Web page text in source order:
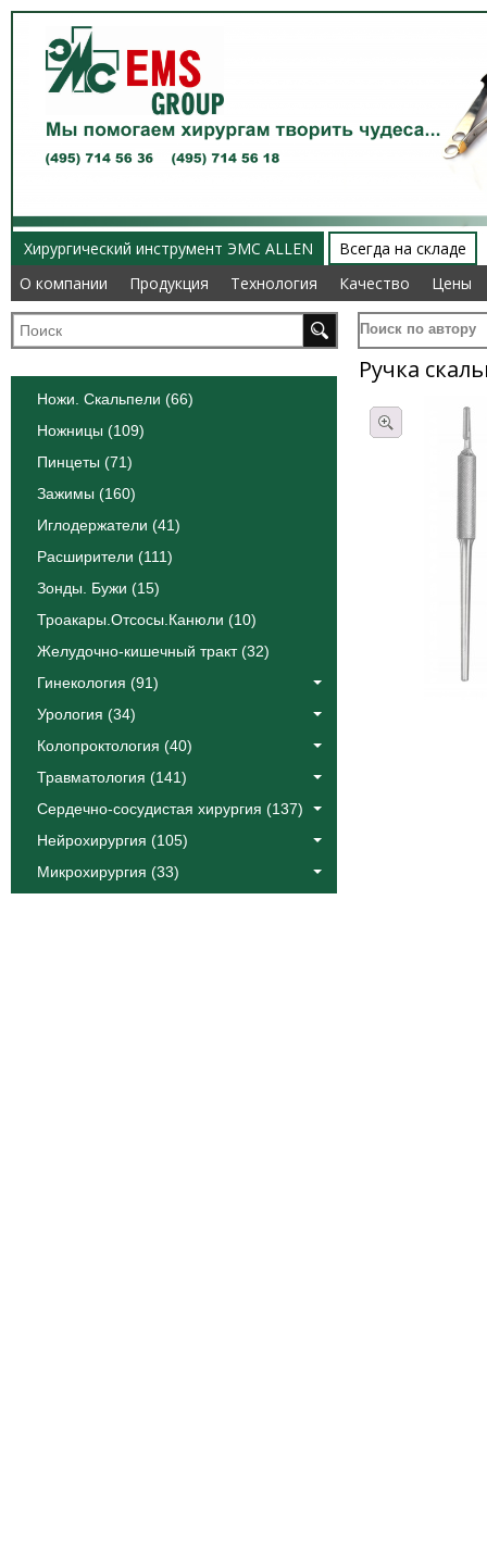
Хирургический инструмент ЭМС ALLEN
О компании
Продукция Технология Качество Цены
Всегда на складе
О компании
Продукция Технология Качество Цены
Поиск по автору
Ножи. Скальпели (66)
Ножницы (109)
Пинцеты (71)
Зажимы (160)
Иглодержатели (41)
Расширители (111)
Зонды. Бужи (15)
Троакары.Отсосы.Канюли (10)
Желудочно-кишечный тракт (32)
Гинекология (91)
Урология (34)
Колопроктология (40)
Травматология (141)
Сердечно-сосудистая хирургия (137)
Нейрохирургия (105)
Микрохирургия (33)
Ручка